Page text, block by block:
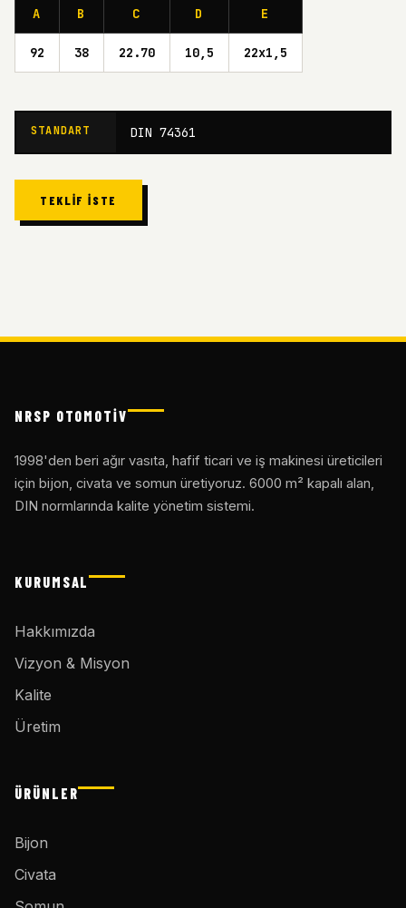
A B C D E
92 38 22.70 10,5 22x1,5
STANDART DIN 74361
TEKLIF İSTE
NRSP OTOMOTİV
1998'den beri ağır vasıta, hafif ticari ve iş makinesi üreticileri
için bijon, civata ve somun üretiyoruz. 6000 m² kapalı alan,
DIN normlarında kalite yönetim sistemi.
KURUMSAL
Hakkımızda
Vizyon & Misyon
Kalite
Üretim
ÜRÜNLER
Bijon
Civata